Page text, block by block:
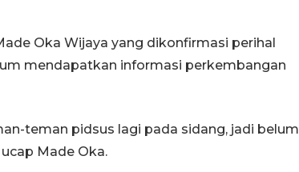
Oka Wijaya yang dikonfirmasi perihal
mendapatkan informasi perkembangan
teman pidsus lagi pada sidang, jadi belum
Made Oka.